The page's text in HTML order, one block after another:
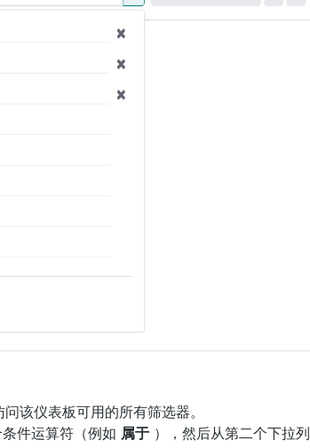
问该仪表板可用的所有筛选器。
件运算符（例如 属于 ），然后从第二个下拉列